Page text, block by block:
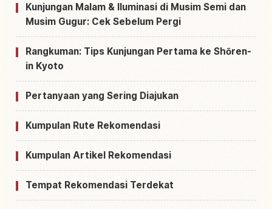
Kunjungan Malam & Iluminasi di Musim Semi dan
Musim Gugur: Cek Sebelum Pergi
Rangkuman: Tips Kunjungan Pertama ke Shōren-
in Kyoto
Pertanyaan yang Sering Diajukan
Kumpulan Rute Rekomendasi
Kumpulan Artikel Rekomendasi
Tempat Rekomendasi Terdekat